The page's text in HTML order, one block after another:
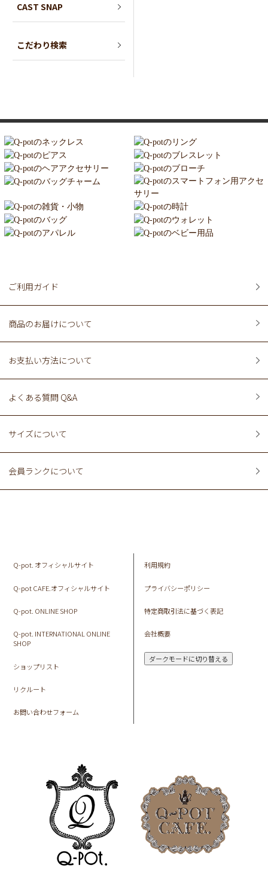
CAST SNAP
こだわり検索
ご利用ガイド
商品のお届けについて
お支払い方法について
よくある質問 Q&A
サイズについて
会員ランクについて
Q-pot. オフィシャルサイト
Q-pot CAFE.オフィシャルサイト
Q-pot. ONLINE SHOP
Q-pot. INTERNATIONAL ONLINE
SHOP
ショップリスト
リクルート
お問い合わせフォーム
利用規約
プライバシーポリシー
特定商取引法に基づく表記
会社概要
ダークモードに切り替える